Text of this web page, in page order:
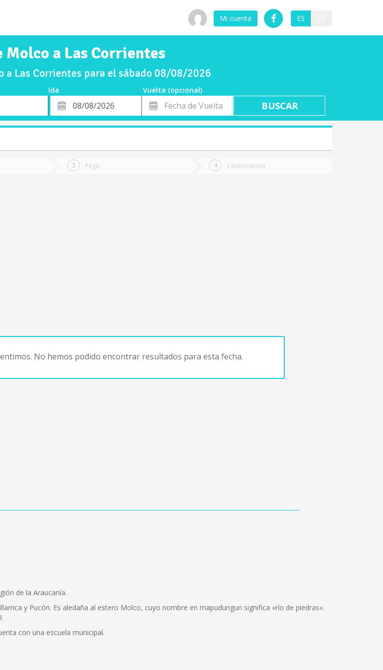
Mi cuenta ES
Molco a Las Corrientes
a Las Corrientes para el sábado 08/08/2026
Ida
Vuelta (opcional)
Fecha
de
Fecha
de
Vuelta
Pago Confirmación
No hemos podido encontrar resultados para esta fecha.
de la Araucanía.
y Pucón. Es aledaña al estero Molco, cuyo nombre en mapudungun significa «río de piedras».
con una escuela municipal.